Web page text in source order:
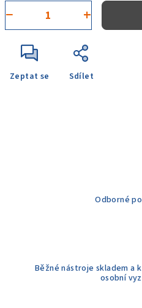
+
−
Zeptat se Sdílet
Odborné
Běžné nástroje skladem a
osobní